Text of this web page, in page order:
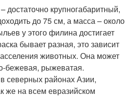
крупногабаритный,
до 75 см, а масса – около
у этого филина достигает
бывает разная, это зависит
животных. Она может
бежевая, рыжеватая.
северных районах Азии,
же на всем евразийском